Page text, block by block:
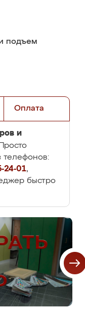
подъем
Оплата
и
телефонов:
24-01,
быстро